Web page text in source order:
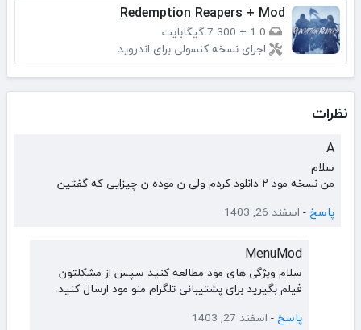
Redemption Reapers + Mod
1.0
+ 7.300 گیگابایت
اجرای نسخه کنسولی برای اندروید
نظرات
A
سلام
من نسخه مود ۲ دانلود کردم ولی ن موده ن چیزایی که گفتین
پاسخ - اسفند 26, 1403
MenuMod
سلام ویژگی های مود مطالعه کنید سپس از مشکلتون
فیلم بگیرید برای پشتیبانی تلگرام منو مود ارسال کنید.
پاسخ - اسفند 27, 1403